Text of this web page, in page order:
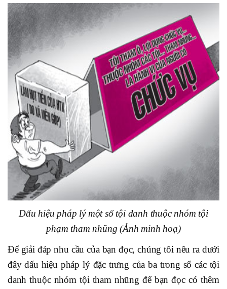
Dấu hiệu pháp lý một số tội danh thuộc nhóm tội
phạm tham nhũng (Ảnh minh hoạ)
Để giải đáp nhu cầu của bạn đọc, chúng tôi nêu ra dưới
đây dấu hiệu pháp lý đặc trưng của ba trong số các tội
danh thuộc nhóm tội tham nhũng để bạn đọc có thêm